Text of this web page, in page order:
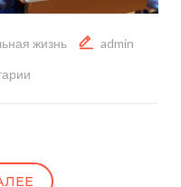
жизнь
admin